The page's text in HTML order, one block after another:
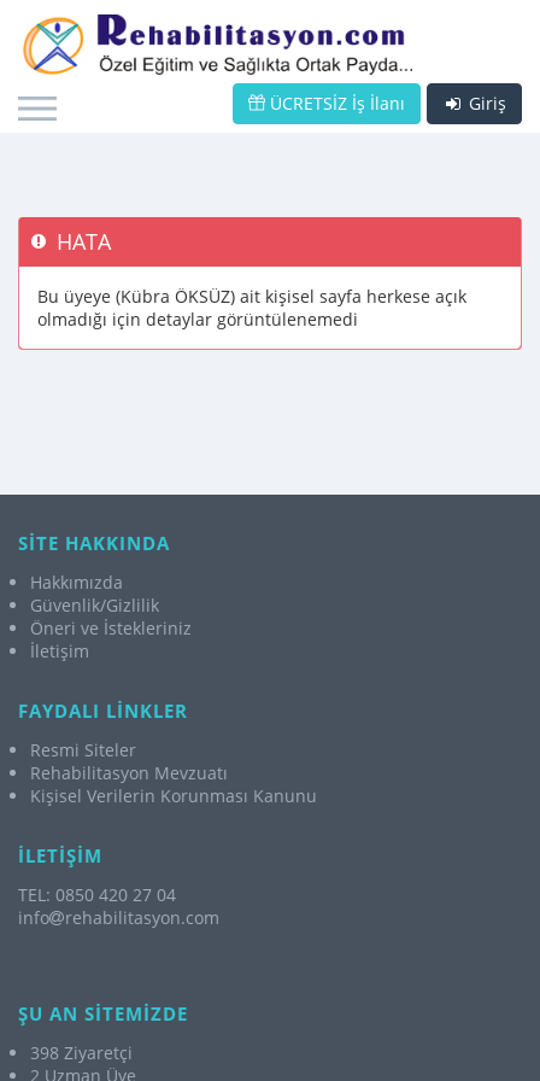
Giriş
ÜCRETSİZ İş İlanı
HATA
Bu üyeye (Kübra ÖKSÜZ) ait kişisel sayfa herkese açık
olmadığı için detaylar görüntülenemedi
SİTE HAKKINDA
Hakkımızda
Güvenlik/Gizlilik
Öneri ve İstekleriniz
İletişim
FAYDALI LİNKLER
Resmi Siteler
Rehabilitasyon Mevzuatı
Kişisel Verilerin Korunması Kanunu
İLETİŞİM
TEL: 0850 420 27 04
info
rehabilitasyon.com
ŞU AN SİTEMİZDE
398 Ziyaretçi
2 Uzman Üye